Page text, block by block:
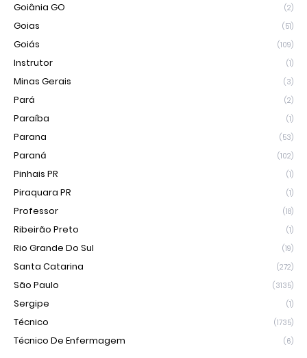
Goiânia GO (2)
Goias (51)
Goiás (109)
Instrutor (1)
Minas Gerais (3)
Pará (2)
Paraíba (1)
Parana (53)
Paraná (102)
Pinhais PR (1)
Piraquara PR (1)
Professor (18)
Ribeirão Preto (1)
Rio Grande Do Sul (19)
Santa Catarina (272)
São Paulo (3135)
Sergipe (1)
Técnico (1735)
Técnico De Enfermagem (6)